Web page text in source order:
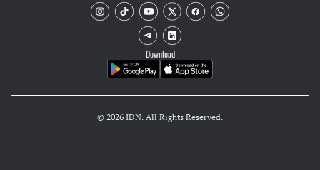
Download
© 2026 IDN. All Rights Reserved.